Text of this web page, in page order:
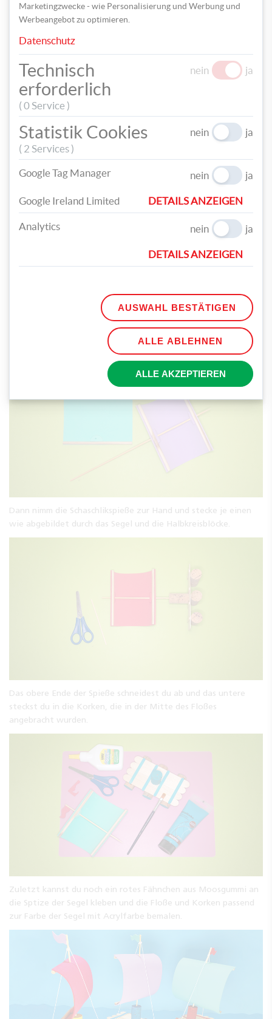
Als nächstes werden die Segel aus Moosgummi zugeschnitten.
Diese richten sich nach der Länge des Rundstabes und müssen in
Länge und Breite gleich groß sein.
sechs Kreise aus, die etwa den Durchmesser des Korkens haben.
Klebe je drei Halbkreise übereinander und je einen
Halbkreisblock mittig auf die gegenüberliegenden Seiten des
Segels, sodass sie mit der Kante an den Rundstäben liegen.
Dann nimm die Schaschlikspieße zur Hand und stecke je einen
wie abgebildet durch das Segel und die Halbkreisblöcke.
Das obere Ende der Spieße schneidest du ab und das untere
steckst du in die Korken, die in der Mitte des Floßes
angebracht wurden.
Zuletzt kannst du noch ein rotes Fähnchen aus Moosgummi an
die Sptize der Segel kleben und die Floße und Korken passend
zur Farbe der Segel mit Acrylfarbe bemalen.
Marketingzwecke - wie Personalisierung und Werbung und
Werbeangebot zu optimieren.
Datenschutz
Technisch
erforderlich
( 0 Service )
nein ja
Statistik Cookies
( 2 Services )
nein ja
Google Tag Manager nein ja
Google Ireland Limited DETAILS ANZEIGEN
Analytics nein ja
DETAILS ANZEIGEN
AUSWAHL BESTÄTIGEN
ALLE ABLEHNEN
ALLE AKZEPTIEREN